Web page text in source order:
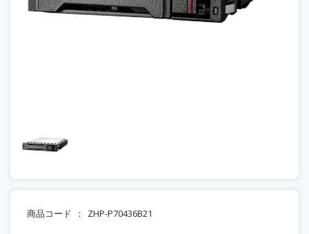
商品コード ZHP-P70436B21